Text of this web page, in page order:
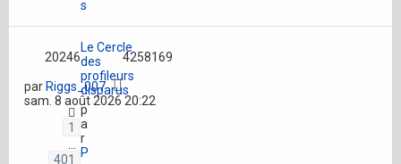
s
Le Cercle
des
profileurs
disparus
p
a
r
P
1
…
401
20246 4258169
par Riggs_007
sam. 8 août 2026 20:22